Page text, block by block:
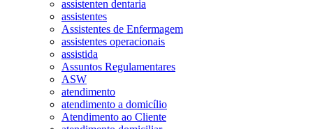
assistenten dentaria
assistentes
Assistentes de Enfermagem
assistentes operacionais
assistida
Assuntos Regulamentares
ASW
atendimento
atendimento a domicílio
Atendimento ao Cliente